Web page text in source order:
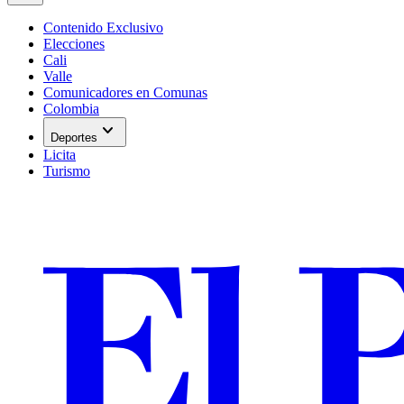
Contenido Exclusivo
Elecciones
Cali
Valle
Comunicadores en Comunas
Colombia
Deportes expand_more
Licita
Turismo